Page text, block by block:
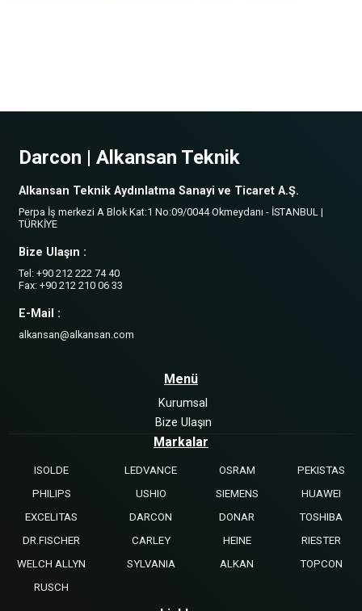
Darcon | Alkansan Teknik
Alkansan Teknik Aydınlatma Sanayi ve Ticaret A.Ş.
Perpa İş merkezi A Blok Kat:1 No:09/0044 Okmeydanı - İSTANBUL |
TÜRKİYE
Bize Ulaşın :
Tel: +90 212 222 74 40
Fax: +90 212 210 06 33
E-Mail :
alkansan@alkansan.com
Menü
Kurumsal
Bize Ulaşın
Markalar
ISOLDE LEDVANCE OSRAM
PEKISTAS
PHILIPS
USHIO SIEMENS
HUAWEI
EXCELITAS
DARCON DONAR
TOSHIBA
DR.FISCHER
CARLEY HEINE
RIESTER
WELCH ALLYN
SYLVANIA ALKAN
TOPCON
RUSCH